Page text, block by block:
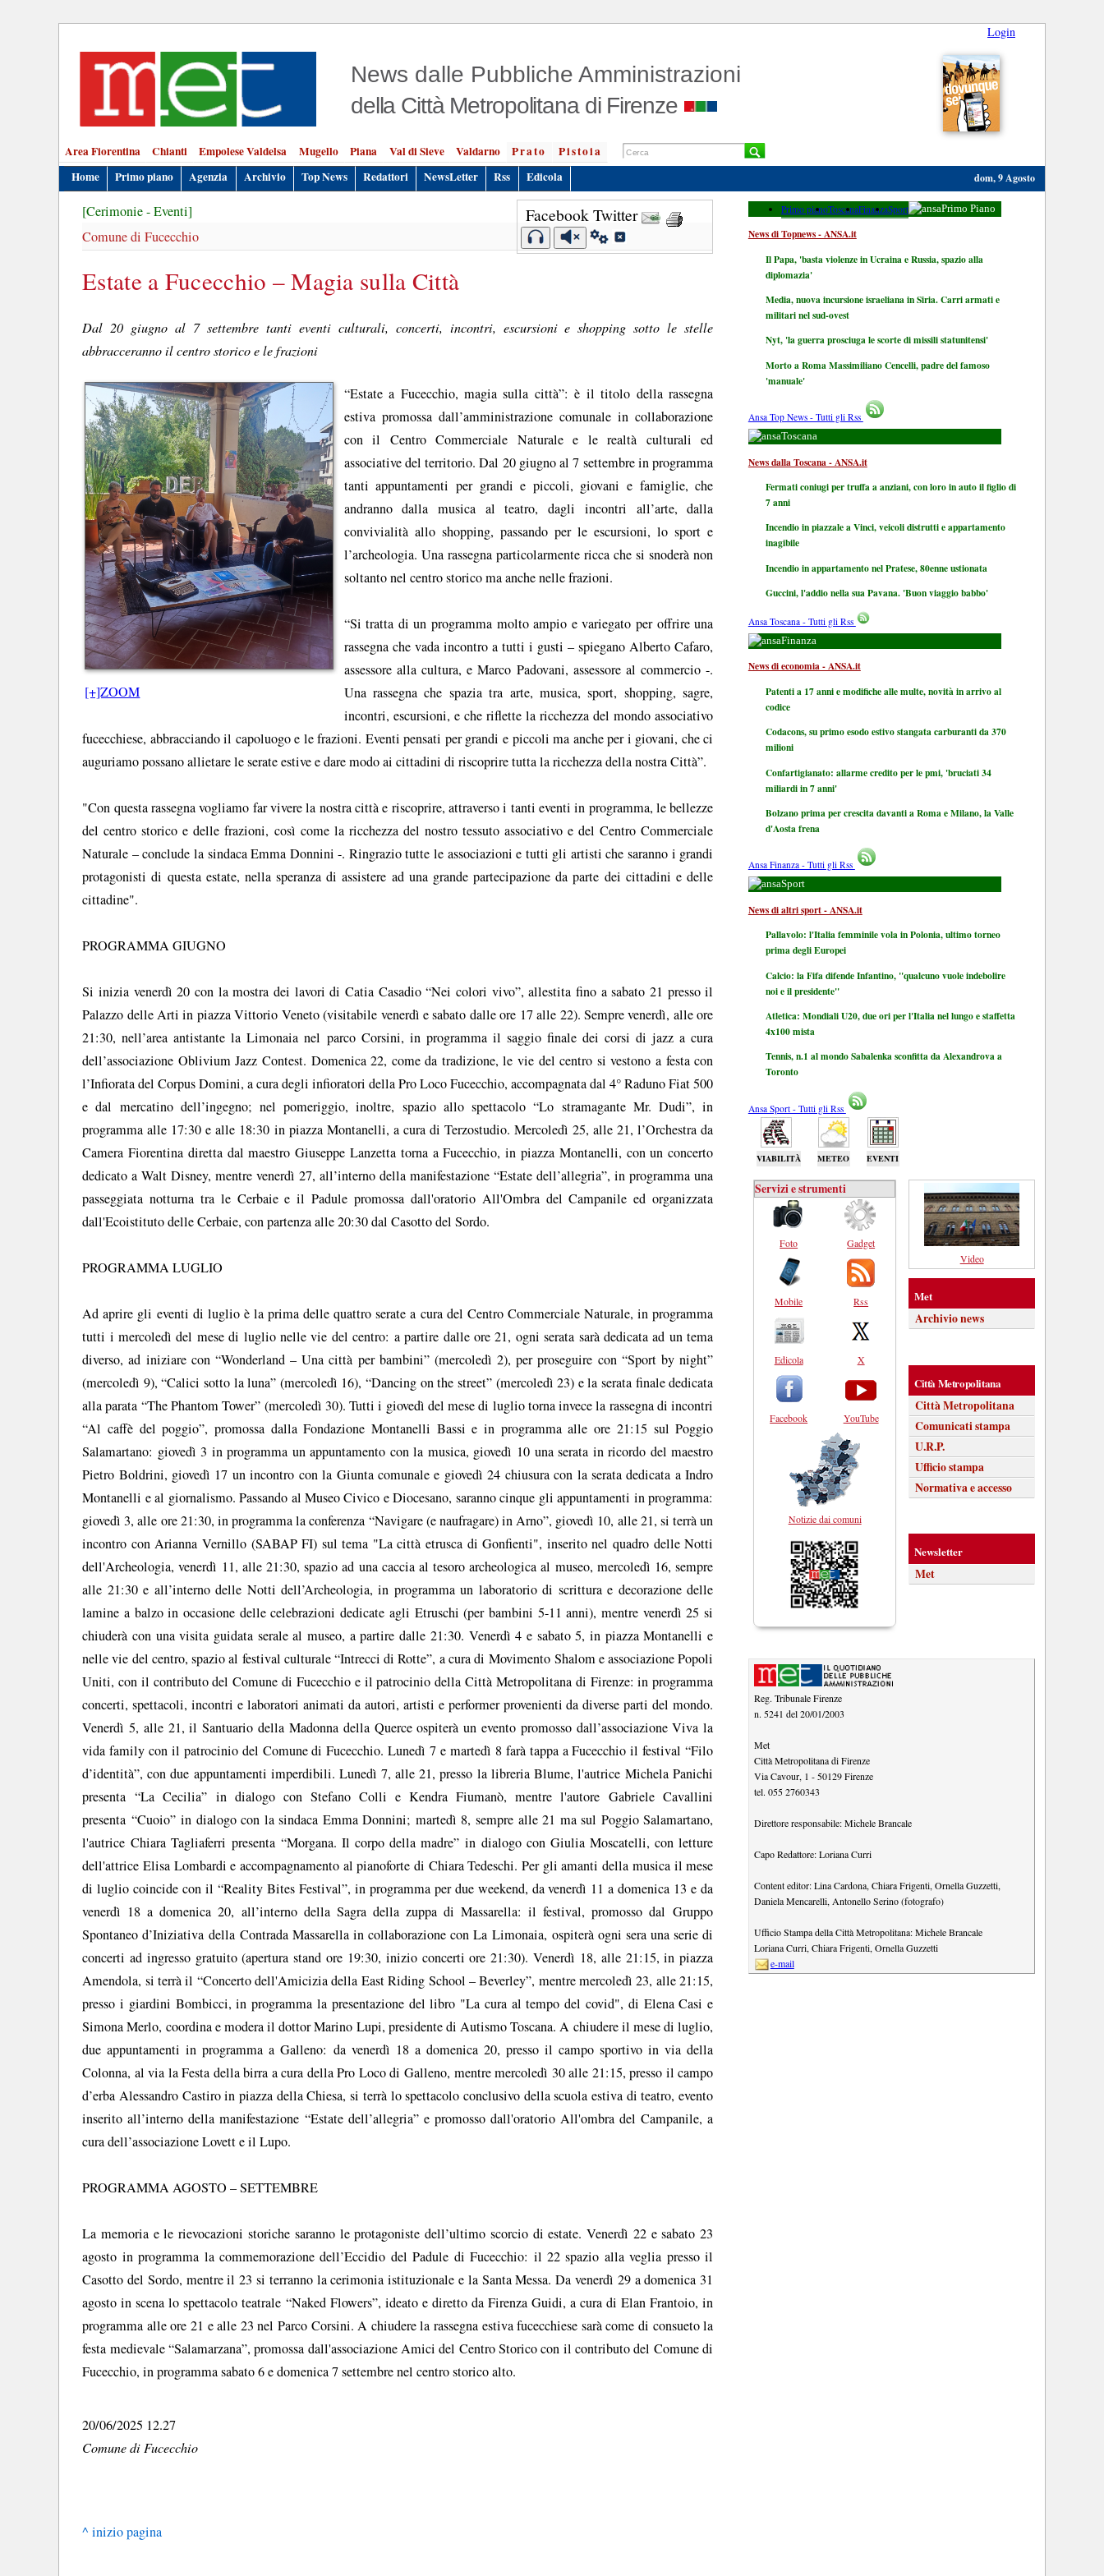
Login
News dalle Pubbliche Amministrazioni
della Città Metropolitana di Firenze
Area Fiorentina Chianti Empolese Valdelsa Mugello Piana Val di Sieve Valdarno Prato
Pistoia
Home
Primo piano Agenzia Archivio Top News Redattori NewsLetter Rss Edicola dom, 9 Agosto
Facebook Twitter
[Cerimonie - Eventi]
Comune di Fucecchio
Estate a Fucecchio – Magia sulla Città
Dal 20 giugno al 7 settembre tanti eventi culturali, concerti, incontri, escursioni e shopping sotto le stelle
abbracceranno il centro storico e le frazioni
[+]ZOOM
“Estate a Fucecchio, magia sulla città”: è il titolo della rassegna
estiva promossa dall’amministrazione comunale in collaborazione
con il Centro Commerciale Naturale e le realtà culturali ed
associative del territorio. Dal 20 giugno al 7 settembre in programma
tanti appuntamenti per grandi e piccoli, giovani e famiglie, che
andranno dalla musica al teatro, dagli incontri all’arte, dalla
convivialità allo shopping, passando per le escursioni, lo sport e
l’archeologia. Una rassegna particolarmente ricca che si snoderà non
soltanto nel centro storico ma anche nelle frazioni.
“Si tratta di un programma molto ampio e variegato per offrire una
rassegna che vada incontro a tutti i gusti – spiegano Alberto Cafaro,
assessore alla cultura, e Marco Padovani, assessore al commercio -.
Una rassegna che spazia tra arte, musica, sport, shopping, sagre,
incontri, escursioni, e che riflette la ricchezza del mondo associativo
fucecchiese, abbracciando il capoluogo e le frazioni. Eventi pensati per grandi e piccoli ma anche per i giovani, che ci
auguriamo possano allietare le serate estive e dare modo ai cittadini di riscoprire tutta la ricchezza della nostra Città”.
"Con questa rassegna vogliamo far vivere la nostra città e riscoprire, attraverso i tanti eventi in programma, le bellezze
del centro storico e delle frazioni, così come la ricchezza del nostro tessuto associativo e del Centro Commerciale
Naturale – conclude la sindaca Emma Donnini -. Ringrazio tutte le associazioni e tutti gli artisti che saranno i grandi
protagonisti di questa estate, nella speranza di assistere ad una grande partecipazione da parte dei cittadini e delle
cittadine".
PROGRAMMA GIUGNO
Si inizia venerdì 20 con la mostra dei lavori di Catia Casadio “Nei colori vivo”, allestita fino a sabato 21 presso il
Palazzo delle Arti in piazza Vittorio Veneto (visitabile venerdì e sabato dalle ore 17 alle 22). Sempre venerdì, alle ore
21:30, nell’area antistante la Limonaia nel parco Corsini, in programma il saggio finale dei corsi di jazz a cura
dell’associazione Oblivium Jazz Contest. Domenica 22, come da tradizione, le vie del centro si vestono a festa con
l’Infiorata del Corpus Domini, a cura degli infioratori della Pro Loco Fucecchio, accompagnata dal 4° Raduno Fiat 500
e dal mercatino dell’ingegno; nel pomeriggio, inoltre, spazio allo spettacolo “Lo stramagante Mr. Dudi”, in
programma alle 17:30 e alle 18:30 in piazza Montanelli, a cura di Terzostudio. Mercoledì 25, alle 21, l’Orchestra da
Camera Fiorentina diretta dal maestro Giuseppe Lanzetta torna a Fucecchio, in piazza Montanelli, con un concerto
dedicato a Walt Disney, mentre venerdì 27, all’interno della manifestazione “Estate dell’allegria”, in programma una
passeggiata notturna tra le Cerbaie e il Padule promossa dall'oratorio All'Ombra del Campanile ed organizzata
dall'Ecoistituto delle Cerbaie, con partenza alle 20:30 dal Casotto del Sordo.
PROGRAMMA LUGLIO
Ad aprire gli eventi di luglio è la prima delle quattro serate a cura del Centro Commerciale Naturale, in programma
tutti i mercoledì del mese di luglio nelle vie del centro: a partire dalle ore 21, ogni serata sarà dedicata ad un tema
diverso, ad iniziare con “Wonderland – Una città per bambini” (mercoledì 2), per proseguire con “Sport by night”
(mercoledì 9), “Calici sotto la luna” (mercoledì 16), “Dancing on the street” (mercoledì 23) e la serata finale dedicata
alla parata “The Phantom Tower” (mercoledì 30). Tutti i giovedì del mese di luglio torna invece la rassegna di incontri
“Al caffè del poggio”, promossa dalla Fondazione Montanelli Bassi e in programma alle ore 21:15 sul Poggio
Salamartano: giovedì 3 in programma un appuntamento con la musica, giovedì 10 una serata in ricordo del maestro
Pietro Boldrini, giovedì 17 un incontro con la Giunta comunale e giovedì 24 chiusura con la serata dedicata a Indro
Montanelli e al giornalismo. Passando al Museo Civico e Diocesano, saranno cinque gli appuntamenti in programma:
giovedì 3, alle ore 21:30, in programma la conferenza “Navigare (e naufragare) in Arno”, giovedì 10, alle 21, si terrà un
incontro con Arianna Vernillo (SABAP FI) sul tema "La città etrusca di Gonfienti", inserito nel quadro delle Notti
dell'Archeologia, venerdì 11, alle 21:30, spazio ad una caccia al tesoro archeologica al museo, mercoledì 16, sempre
alle 21:30 e all’interno delle Notti dell’Archeologia, in programma un laboratorio di scrittura e decorazione delle
lamine a balzo in occasione delle celebrazioni dedicate agli Etruschi (per bambini 5-11 anni), mentre venerdì 25 si
chiuderà con una visita guidata serale al museo, a partire dalle 21:30. Venerdì 4 e sabato 5, in piazza Montanelli e
nelle vie del centro, spazio al festival culturale “Intrecci di Rotte”, a cura di Movimento Shalom e associazione Popoli
Uniti, con il contributo del Comune di Fucecchio e il patrocinio della Città Metropolitana di Firenze: in programma
concerti, spettacoli, incontri e laboratori animati da autori, artisti e performer provenienti da diverse parti del mondo.
Venerdì 5, alle 21, il Santuario della Madonna della Querce ospiterà un evento promosso dall’associazione Viva la
vida family con il patrocinio del Comune di Fucecchio. Lunedì 7 e martedì 8 farà tappa a Fucecchio il festival “Filo
d’identità”, con due appuntamenti imperdibili. Lunedì 7, alle 21, presso la libreria Blume, l'autrice Michela Panichi
presenta “La Cecilia” in dialogo con Stefano Colli e Kendra Fiumanò, mentre l'autore Gabriele Cavallini
presenta “Cuoio” in dialogo con la sindaca Emma Donnini; martedì 8, sempre alle 21 ma sul Poggio Salamartano,
l'autrice Chiara Tagliaferri presenta “Morgana. Il corpo della madre” in dialogo con Giulia Moscatelli, con letture
dell'attrice Elisa Lombardi e accompagnamento al pianoforte di Chiara Tedeschi. Per gli amanti della musica il mese
di luglio coincide con il “Reality Bites Festival”, in programma per due weekend, da venerdì 11 a domenica 13 e da
venerdì 18 a domenica 20, all’interno della Sagra della zuppa di Massarella: il festival, promosso dal Gruppo
Spontaneo d’Iniziativa della Contrada Massarella in collaborazione con La Limonaia, ospiterà ogni sera una serie di
concerti ad ingresso gratuito (apertura stand ore 19:30, inizio concerti ore 21:30). Venerdì 18, alle 21:15, in piazza
Amendola, si terrà il “Concerto dell'Amicizia della East Riding School – Beverley”, mentre mercoledì 23, alle 21:15,
presso i giardini Bombicci, in programma la presentazione del libro "La cura al tempo del covid", di Elena Casi e
Simona Merlo, coordina e modera il dottor Marino Lupi, presidente di Autismo Toscana. A chiudere il mese di luglio,
due appuntamenti in programma a Galleno: da venerdì 18 a domenica 20, presso il campo sportivo in via della
Colonna, al via la Festa della birra a cura della Pro Loco di Galleno, mentre mercoledì 30 alle 21:15, presso il campo
d’erba Alessandro Castiro in piazza della Chiesa, si terrà lo spettacolo conclusivo della scuola estiva di teatro, evento
inserito all’interno della manifestazione “Estate dell’allegria” e promosso dall'oratorio All'ombra del Campanile, a
cura dell’associazione Lovett e il Lupo.
PROGRAMMA AGOSTO – SETTEMBRE
La memoria e le rievocazioni storiche saranno le protagoniste dell’ultimo scorcio di estate. Venerdì 22 e sabato 23
agosto in programma la commemorazione dell’Eccidio del Padule di Fucecchio: il 22 spazio alla veglia presso il
Casotto del Sordo, mentre il 23 si terranno la cerimonia istituzionale e la Santa Messa. Da venerdì 29 a domenica 31
agosto in scena lo spettacolo teatrale “Naked Flowers”, ideato e diretto da Firenza Guidi, a cura di Elan Frantoio, in
programma alle ore 21 e alle 23 nel Parco Corsini. A chiudere la rassegna estiva fucecchiese sarà come di consueto la
festa medievale “Salamarzana”, promossa dall'associazione Amici del Centro Storico con il contributo del Comune di
Fucecchio, in programma sabato 6 e domenica 7 settembre nel centro storico alto.
20/06/2025 12.27
Comune di Fucecchio
^ inizio pagina
Primo pianoToscanaFinanzaSport Primo Piano
News di Topnews - ANSA.it
Il Papa, 'basta violenze in Ucraina e Russia, spazio alla
diplomazia'
Media, nuova incursione israeliana in Siria. Carri armati e
militari nel sud-ovest
Nyt, 'la guerra prosciuga le scorte di missili statunitensi'
Morto a Roma Massimiliano Cencelli, padre del famoso
'manuale'
Ansa Top News - Tutti gli Rss
Toscana
News dalla Toscana - ANSA.it
Fermati coniugi per truffa a anziani, con loro in auto il figlio di
7 anni
Incendio in piazzale a Vinci, veicoli distrutti e appartamento
inagibile
Incendio in appartamento nel Pratese, 80enne ustionata
Guccini, l'addio nella sua Pavana. 'Buon viaggio babbo'
Ansa Toscana - Tutti gli Rss
Finanza
News di economia - ANSA.it
Patenti a 17 anni e modifiche alle multe, novità in arrivo al
codice
Codacons, su primo esodo estivo stangata carburanti da 370
milioni
Confartigianato: allarme credito per le pmi, 'bruciati 34
miliardi in 7 anni'
Bolzano prima per crescita davanti a Roma e Milano, la Valle
d'Aosta frena
Ansa Finanza - Tutti gli Rss
Sport
News di altri sport - ANSA.it
Pallavolo: l'Italia femminile vola in Polonia, ultimo torneo
prima degli Europei
Calcio: la Fifa difende Infantino, "qualcuno vuole indebolire
noi e il presidente"
Atletica: Mondiali U20, due ori per l'Italia nel lungo e staffetta
4x100 mista
Tennis, n.1 al mondo Sabalenka sconfitta da Alexandrova a
Toronto
Ansa Sport - Tutti gli Rss
VIABILITÀ METEO EVENTI
Servizi e strumenti
Foto
Mobile
Edicola
Facebook
Gadget
Rss
X
YouTube
Notizie dai comuni
Video
Met
Archivio news
Città Metropolitana
Città Metropolitana
Comunicati stampa
U.R.P.
Ufficio stampa
Normativa e accesso
Newsletter
Met
Reg. Tribunale Firenze
n. 5241 del 20/01/2003
Met
Città Metropolitana di Firenze
Via Cavour, 1 - 50129 Firenze
tel. 055 2760343
Direttore responsabile:Michele Brancale
Capo Redattore:Loriana Curri
Content editor:Lina Cardona, Chiara Frigenti, Ornella Guzzetti,
Daniela Mencarelli, Antonello Serino (fotografo)
Ufficio Stampa della Città Metropolitana:Michele Brancale
Loriana Curri, Chiara Frigenti, Ornella Guzzetti
e-mail